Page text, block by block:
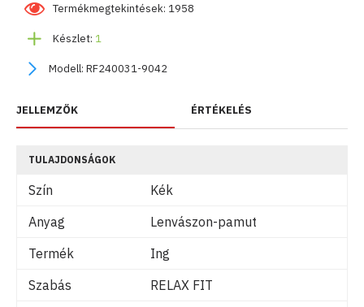
Készlet: 1
Modell: RF240031-9042
Termékmegtekintések: 1958
JELLEMZŐK ÉRTÉKELÉS
TULAJDONSÁGOK
Szín
Kék
Anyag
Lenvászon-pamut
Termék
Ing
Szabás
RELAX FIT